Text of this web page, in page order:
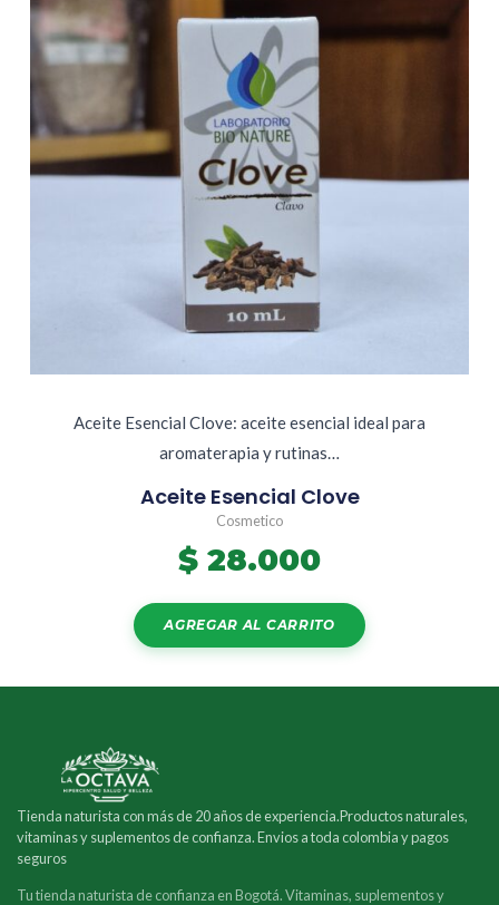
Aceite Esencial Clove: aceite esencial ideal para
aromaterapia y rutinas…
Aceite Esencial Clove
Cosmetico
$ 28.000
AGREGAR AL CARRITO
Tienda naturista con más de 20 años de experiencia.Productos naturales,
vitaminas y suplementos de confianza. Envios a toda colombia y pagos
seguros
Tu tienda naturista de confianza en Bogotá. Vitaminas, suplementos y